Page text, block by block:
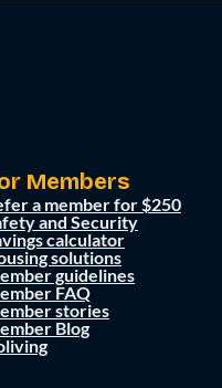
Members
a member for $250
and Security
calculator
solutions
guidelines
FAQ
stories
Blog